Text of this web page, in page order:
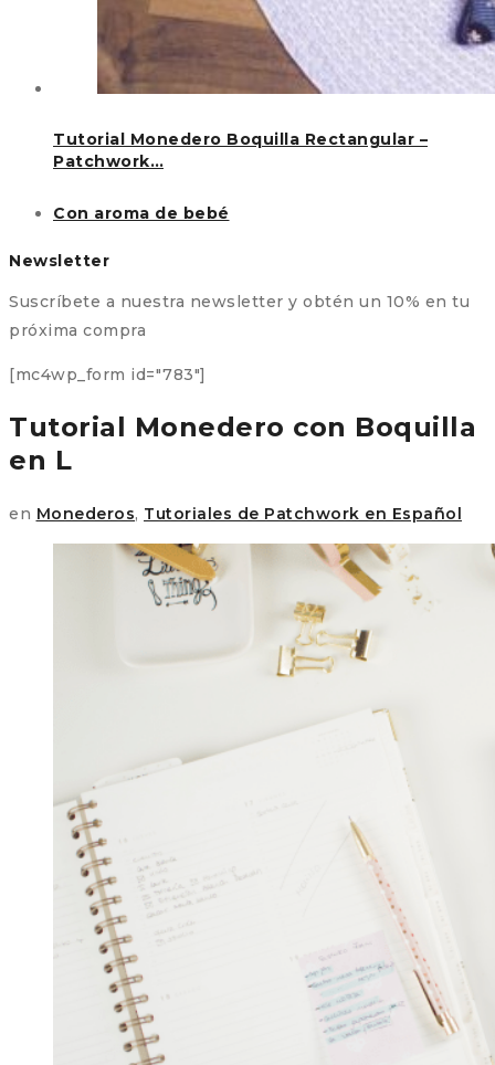
Tutorial Monedero Boquilla Rectangular –
Patchwork…
Con aroma de bebé
Newsletter
Suscríbete a nuestra newsletter y obtén un 10% en tu
próxima compra
[mc4wp_form id="783"]
Tutorial Monedero con Boquilla
en L
en Monederos, Tutoriales de Patchwork en Español